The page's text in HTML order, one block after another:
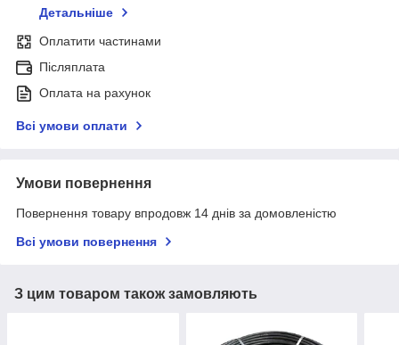
Детальніше
Оплатити частинами
Післяплата
Оплата на рахунок
Всі умови оплати
Умови повернення
Повернення товару впродовж 14 днів за домовленістю
Всі умови повернення
З цим товаром також замовляють